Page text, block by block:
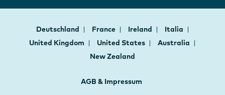
Deutschland France Ireland
Italia
United Kingdom
United States
Australia
New Zealand
AGB & Impressum